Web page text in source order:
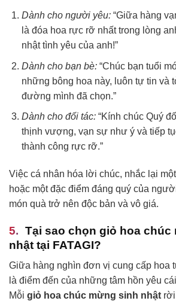
Dành cho người yêu:“Giữa hàng
là đóa hoa rực rỡ nhất trong lòng
nhật tình yêu của anh!”
Dành cho bạn bè:“Chúc bạn tuổi
những bông hoa này, luôn tự tin và
đường mình đã chọn.”
Dành cho đối tác:“Kính chúc Quý
thịnh vượng, vạn sự như ý và tiếp
thành công rực rỡ.”
Việc cá nhân hóa lời chúc, nhắc lại
hoặc một đặc điểm đáng quý của
món quà trở nên độc bản và vô giá.
Tại sao chọn giỏ hoa chúc
nhật tại FATAGI?
Giữa hàng nghìn đơn vị cung cấp hoa
là điểm đến của những tâm hồn yêu
Mỗi giỏ hoa chúc mừng sinh nhật